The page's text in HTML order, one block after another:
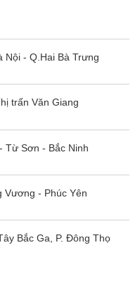
nén để duy trì nhiệt độ
kiểm soát năng lượng
tiết kiệm điện
0.72 kW/h.
1 chiều lọc bụi,
được
Nội - Q.Hai Bà Trưng
trấn Văn Giang
Từ Sơn - Bắc Ninh
Vương - Phúc Yên
Bắc Ga, P. Đông Thọ